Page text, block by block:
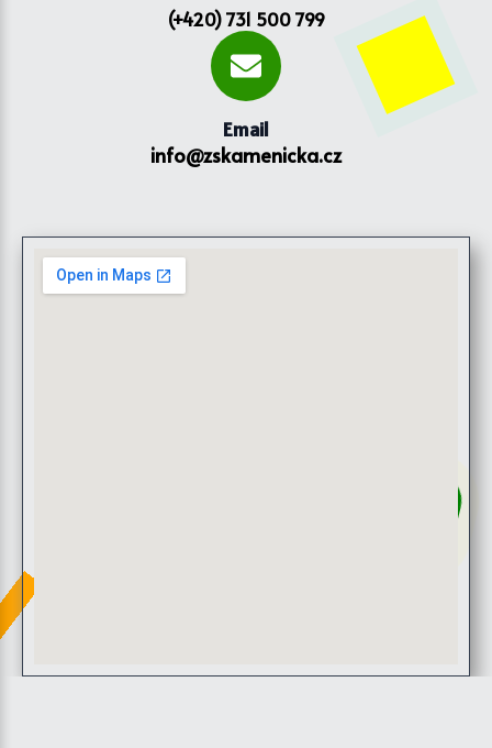
(+420) 731 500 799
Email
info@zskamenicka.cz